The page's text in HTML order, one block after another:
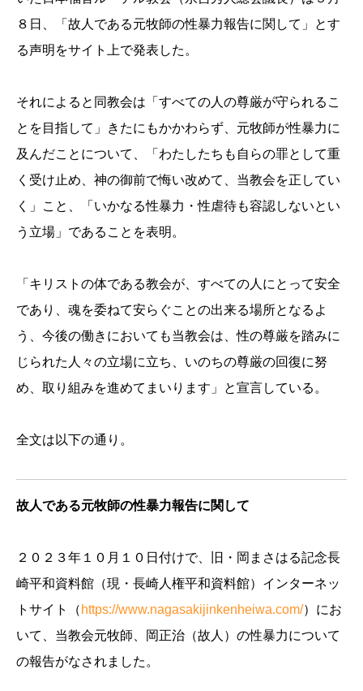
８日、「故人である元牧師の性暴力報告に関して」とす
る声明をサイト上で発表した。
それによると同教会は「すべての人の尊厳が守られるこ
とを目指して」きたにもかかわらず、元牧師が性暴力に
及んだことについて、「わたしたちも自らの罪として重
く受け止め、神の御前で悔い改めて、当教会を正してい
く」こと、「いかなる性暴力・性虐待も容認しないとい
う立場」であることを表明。
「キリストの体である教会が、すべての人にとって安全
であり、魂を委ねて安らぐことの出来る場所となるよ
う、今後の働きにおいても当教会は、性の尊厳を踏みに
じられた人々の立場に立ち、いのちの尊厳の回復に努
め、取り組みを進めてまいります」と宣言している。
全文は以下の通り。
故人である元牧師の性暴力報告に関して
２０２３年１０月１０日付けで、旧・岡まさはる記念長
崎平和資料館（現・長崎人権平和資料館）インターネッ
トサイト（ https://www.nagasakijinkenheiwa.com/）にお
いて、当教会元牧師、岡正治（故人）の性暴力について
の報告がなされました。